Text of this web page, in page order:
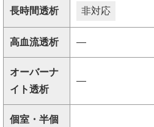
長時間透析 非対応
高血流透析 ―
オーバーナ
イト透析
―
個室・半個